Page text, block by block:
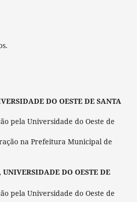
DO OESTE DE SANTA
pela Universidade do Oeste de
na Prefeitura Municipal de
UNIVERSIDADE DO OESTE DE
pela Universidade do Oeste de